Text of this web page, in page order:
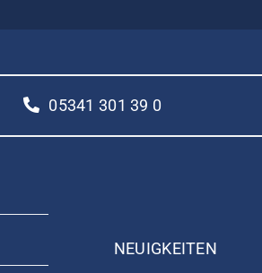
05341 301 39 0
NEUIGKEITEN